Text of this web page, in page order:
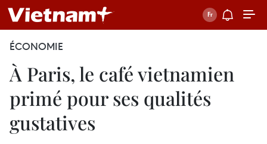
ÉCONOMIE
À Paris, le café vietnamien
primé pour ses qualités
gustatives